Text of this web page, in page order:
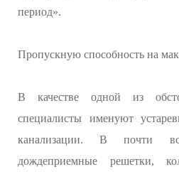
период».
Пропускную способность на
В качестве одной из
специалисты именуют
канализации. В почти
дождеприемные решетки,